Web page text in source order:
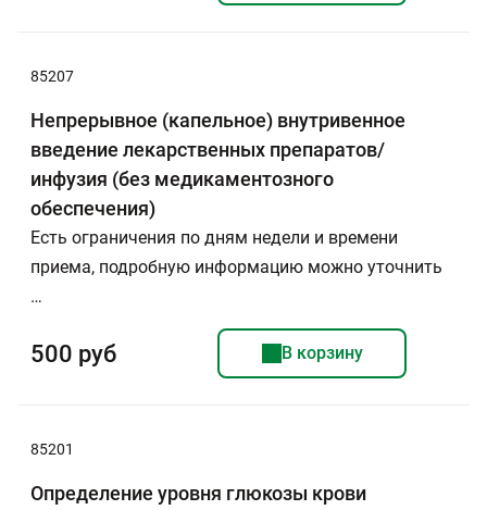
85207
Непрерывное (капельное) внутривенное
введение лекарственных препаратов/
инфузия (без медикаментозного
обеспечения)
Есть ограничения по дням недели и времени
приема, подробную информацию можно уточнить
…
500 руб В корзину
85201
Определение уровня глюкозы крови